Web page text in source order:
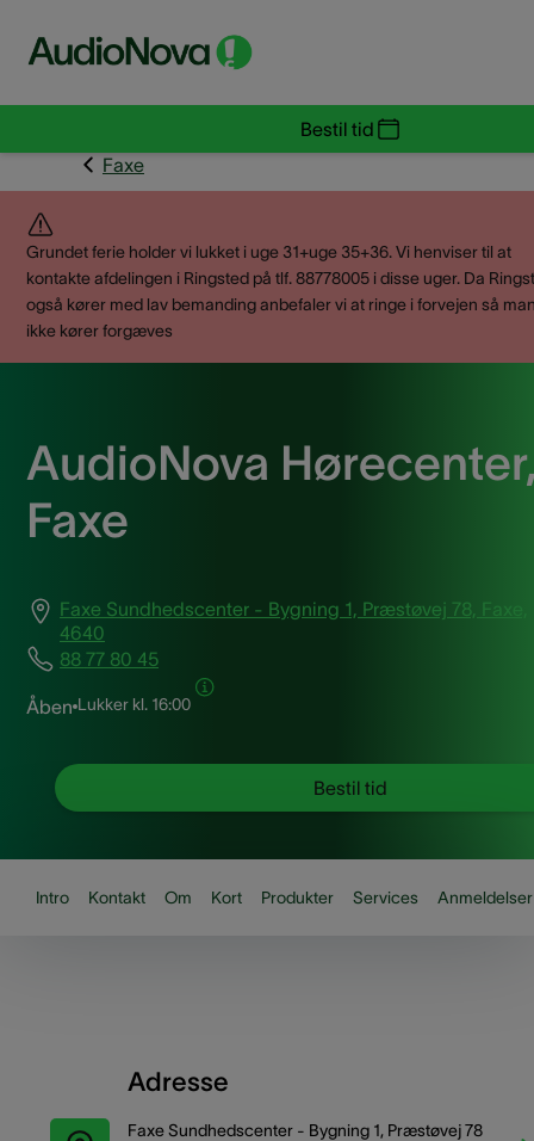
Bestil tid
Faxe
Grundet ferie holder vi lukket i uge 31+uge 35+36. Vi henviser til at
kontakte afdelingen i Ringsted på tlf. 88778005 i disse uger. Da
også kører med lav bemanding anbefaler vi at ringe i forvejen så
ikke kører forgæves
AudioNova
Faxe
Faxe Sundhedscenter - Bygning 1, Præstøvej 78, Faxe,
4640
88 77 80 45
Åben Lukker kl. 16:00
Bestil tid
Intro Kontakt Om Kort Produkter Services Anmeldelser
Adresse
Faxe Sundhedscenter - Bygning 1, Præstøvej 78